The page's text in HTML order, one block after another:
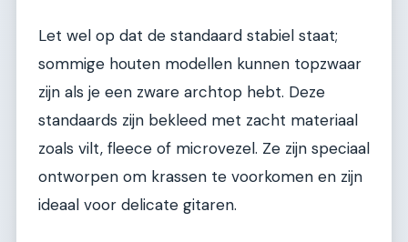
Let wel op dat de standaard stabiel staat;
sommige houten modellen kunnen topzwaar
zijn als je een zware archtop hebt. Deze
standaards zijn bekleed met zacht materiaal
zoals vilt, fleece of microvezel. Ze zijn speciaal
ontworpen om krassen te voorkomen en zijn
ideaal voor delicate gitaren.